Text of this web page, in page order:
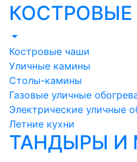
Костровые чаши
Уличные камины
Столы-камины
Газовые уличные
Электрические уличные
Летние кухни
ТАНДЫРЫ И